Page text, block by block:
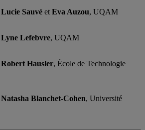
Lucie Sauvé et Eva Auzou, UQAM
Lyne Lefebvre, UQAM
Robert Hausler, École de Technologie
Natasha Blanchet-Cohen, Université